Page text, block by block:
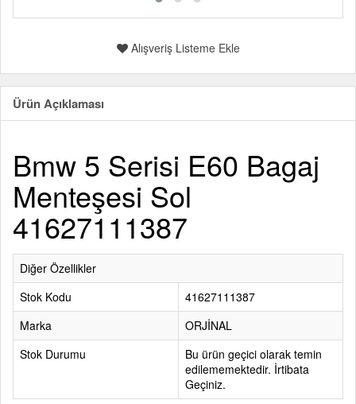
Alışveriş Listeme Ekle
Ürün Açıklaması
Bmw 5 Serisi E60 Bagaj
Menteşesi Sol
41627111387
Diğer Özellikler
Stok Kodu
41627111387
Marka
ORJİNAL
Stok Durumu
Bu ürün geçici olarak temin
edilememektedir. İrtibata
Geçiniz.